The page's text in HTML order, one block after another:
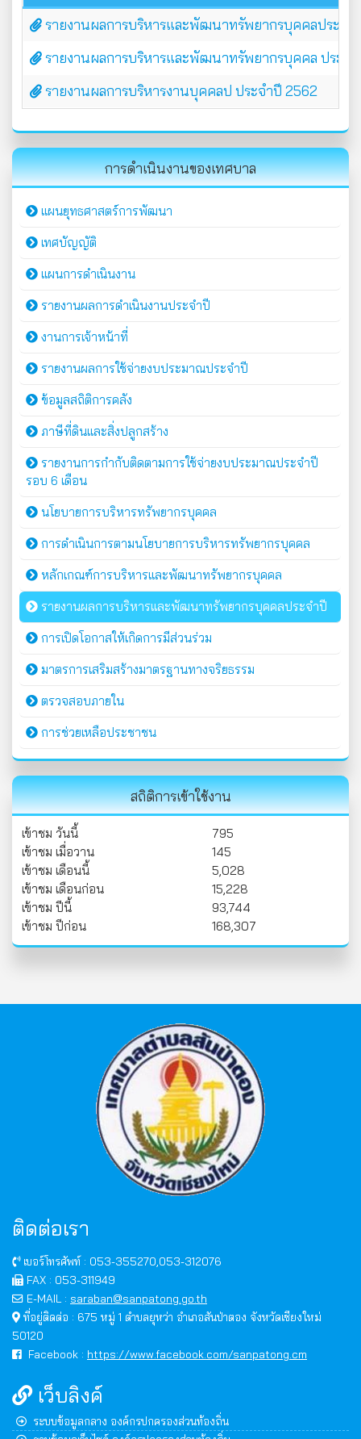
รายงานผลการบริหารและพัฒนาทรัพยากรบุคคลประจำ
รายงานผลการบริหารและพัฒนาทรัพยากรบุคคล ประจ
รายงานผลการบริหารงานบุคคลป ประจำปี 2562
การดำเนินงานของเทศบาล
แผนยุทธศาสตร์การพัฒนา
เทศบัญญัติ
แผนการดำเนินงาน
รายงานผลการดำเนินงานประจำปี
งานการเจ้าหน้าที่
รายงานผลการใช้จ่ายงบประมาณประจำปี
ข้อมูลสถิติการคลัง
ภาษีที่ดินและสิ่งปลูกสร้าง
รายงานการกำกับติดตามการใช้จ่ายงบประมาณประจำปี
รอบ 6 เดือน
นโยบายการบริหารทรัพยากรบุคคล
การดำเนินการตามนโยบายการบริหารทรัพยากรบุคคล
หลักเกณฑ์การบริหารและพัฒนาทรัพยากรบุคคล
รายงานผลการบริหารและพัฒนาทรัพยากรบุคคลประจำปี
การเปิดโอกาสให้เกิดการมีส่วนร่วม
มาตรการเสริมสร้างมาตรฐานทางจริยธรรม
ตรวจสอบภายใน
การช่วยเหลือประชาชน
สถิติการเข้าใช้งาน
เข้าชม วันนี้
795
เข้าชม เมื่อวาน
145
เข้าชม เดือนนี้
5,028
เข้าชม เดือนก่อน
15,228
เข้าชม ปีนี้
93,744
เข้าชม ปีก่อน
168,307
ติดต่อเรา
เบอร์โทรศัพท์ : 053-355270,053-312076
FAX : 053-311949
E-MAIL : saraban@sanpatong.go.th
ที่อยู่ติดต่อ : 675 หมู่ 1 ตำบลยุหว่า อำเภอสันป่าตอง จังหวัดเชียงใหม่
50120
Facebook : https://www.facebook.com/sanpatong.cm
เว็บลิงค์
ระบบข้อมูลกลาง องค์กรปกครองส่วนท้องถิ่น